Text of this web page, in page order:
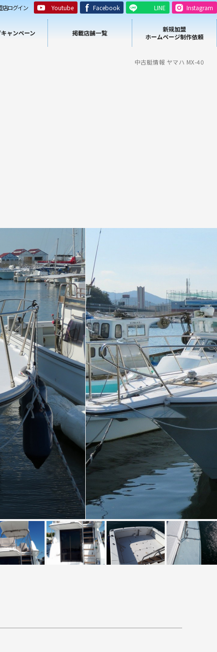
店ログイン Youtube Facebook LINE Instagram
ャンペーン 掲載店舗一覧
新規加盟
ホームページ制作依頼
中古艇情報 ヤマハ MX-40